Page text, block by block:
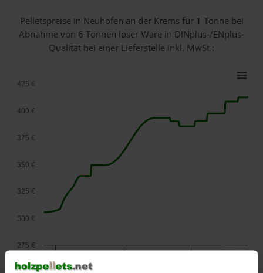
Pelletspreise in Neuhofen an der Krems für 1 Tonne bei
Abnahmevon 6 Tonnen loser Ware in DINplus-/ENplus-
Qualität bei einer Lieferstelle inkl. MwSt.:
2025
275 €
300 €
325 €
350 €
375 €
400 €
425 €